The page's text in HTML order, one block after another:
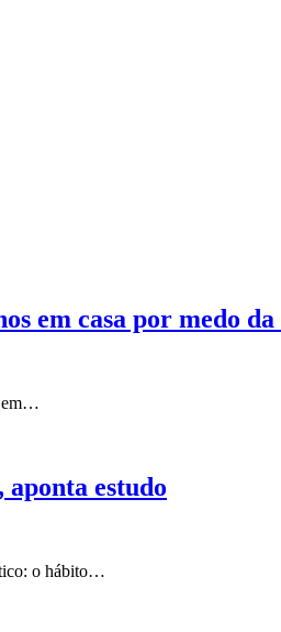
em casa por medo
em…
estudo
o hábito…